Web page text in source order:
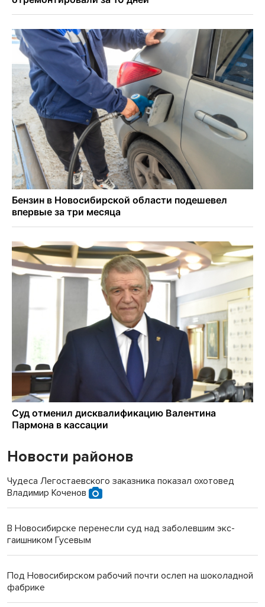
Новости районов
Чудеса Легостаевского заказника показал охотовед
Владимир Коченов
В Новосибирске перенесли суд над заболевшим экс-
гаишником Гусевым
Под Новосибирском рабочий почти ослеп на шоколадной
фабрике